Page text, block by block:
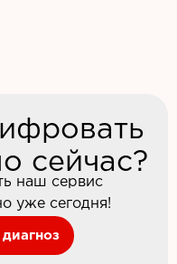
сейчас?
наш сервис
уже сегодня!